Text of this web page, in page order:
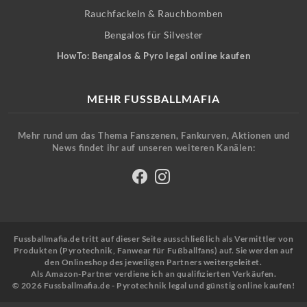
Rauchfackeln & Rauchbomben
Bengalos für Silvester
HowTo: Bengalos & Pyro legal online kaufen
MEHR FUSSBALLMAFIA
Mehr rund um das Thema Fanszenen, Fankurven, Aktionen und
News findet ihr auf unseren weiteren Kanälen:
Fussballmafia.de tritt auf dieser Seite ausschließlich als Vermittler von
Produkten (Pyrotechnik, Fanwear für Fußballfans) auf. Sie werden auf
den Onlineshop des jeweiligen Partners weitergeleitet.
Als Amazon-Partner verdiene ich an qualifizierten Verkäufen.
© 2026 Fussballmafia.de - Pyrotechnik legal und günstig online kaufen!